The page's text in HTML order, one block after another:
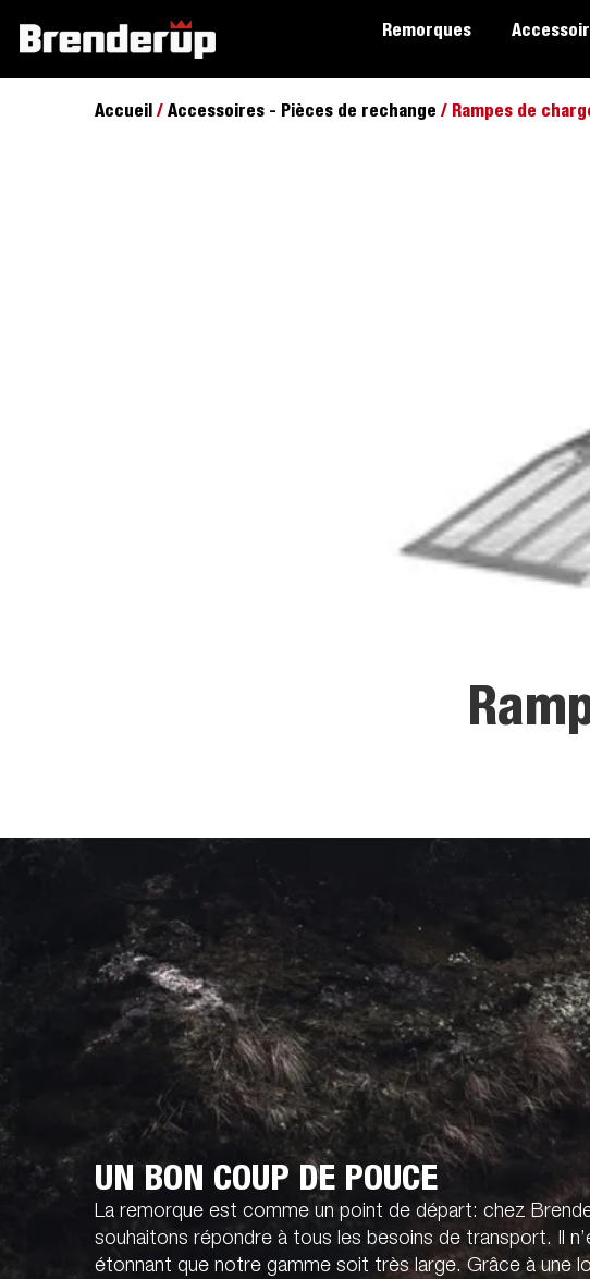
Remorques
Accueil / Accessoires - Pièces de rechange / Rampes de
UN BON COUP DE POUCE
La remorque est comme un point de départ: chez
souhaitons répondre à tous les besoins de transport. Il
étonnant que notre gamme soit très large. Grâce à une